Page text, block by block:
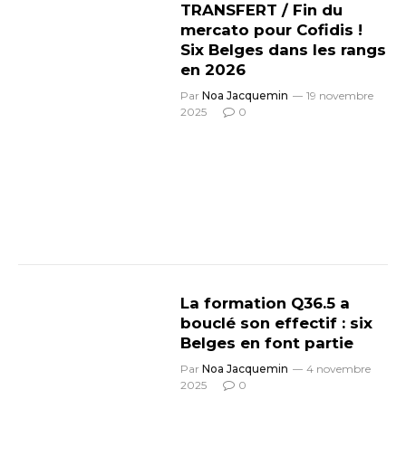
TRANSFERT / Fin du
mercato pour Cofidis !
Six Belges dans les rangs
en 2026
Par Noa Jacquemin
19 novembre
2025
0
La formation Q36.5 a
bouclé son effectif : six
Belges en font partie
Par Noa Jacquemin
4 novembre
2025
0